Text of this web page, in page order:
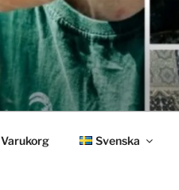
Varukorg Svenska